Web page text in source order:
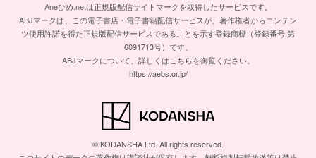
Aneひめ.netは正規版配信サイトマークを取得したサービスです。
ABJマークは、この電子書店・電子書籍配信サービスが、著作権者からコンテン
ツ使用許諾を得た正規版配信サービスであることを示す登録商標（登録番号 第
6091713号）です。
ABJマークについて、詳しくはこちらを御覧ください。
https://aebs.or.jp/
© KODANSHA Ltd. All rights reserved.